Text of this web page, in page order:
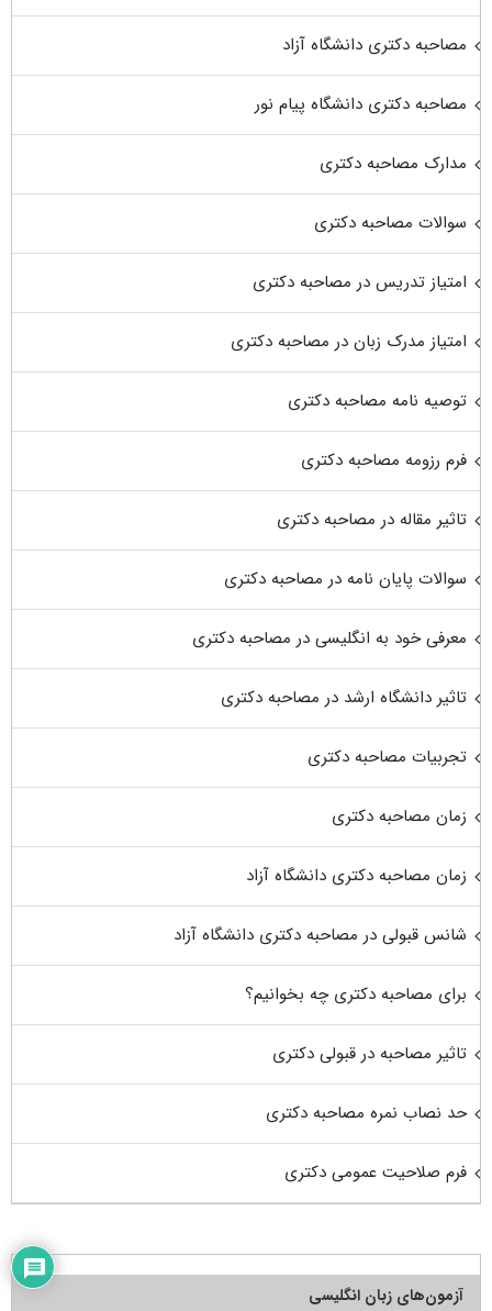
مصاحبه دکتری دانشگاه آزاد
مصاحبه دکتری دانشگاه پیام نور
مدارک مصاحبه دکتری
سوالات مصاحبه دکتری
امتیاز تدریس در مصاحبه دکتری
امتیاز مدرک زبان در مصاحبه دکتری
توصیه نامه مصاحبه دکتری
فرم رزومه مصاحبه دکتری
تاثیر مقاله در مصاحبه دکتری
سوالات پایان نامه در مصاحبه دکتری
معرفی خود به انگلیسی در مصاحبه دکتری
تاثیر دانشگاه ارشد در مصاحبه دکتری
تجربیات مصاحبه دکتری
زمان مصاحبه دکتری
زمان مصاحبه دکتری دانشگاه آزاد
شانس قبولی در مصاحبه دکتری دانشگاه آزاد
برای مصاحبه دکتری چه بخوانیم؟
تاثیر مصاحبه در قبولی دکتری
حد نصاب نمره مصاحبه دکتری
فرم صلاحیت عمومی دکتری
آزمون‌های زبان انگلیسی